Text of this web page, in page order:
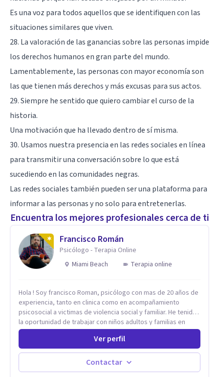
Es una voz para todos aquellos que se identifiquen con las
situaciones similares que viven.
28. La valoración de las ganancias sobre las personas impide
los derechos humanos en gran parte del mundo.
Lamentablemente, las personas con mayor economía son
las que tienen más derechos y más excusas para sus actos.
29. Siempre he sentido que quiero cambiar el curso de la
historia.
Una motivación que ha llevado dentro de sí misma.
30. Usamos nuestra presencia en las redes sociales en línea
para transmitir una conversación sobre lo que está
sucediendo en las comunidades negras.
Las redes sociales también pueden ser una plataforma para
informar a las personas y no solo para entretenerlas.
Encuentra los mejores profesionales cerca de ti
Francisco Román
Psicólogo - Terapia Online
Miami Beach
Terapia online
Hola ! Soy francisco Roman, psicólogo con mas de 20 años de
experiencia, tanto en clinica como en acompañamiento
psicosocial a victimas de violencia social y familiar. He tenido
la oportunidad de trabajar con niños adultos y familias en
todos los espacios y esto me ha dado un una variedad de
aprendizajes que ahora pongo a tu disposicion. En la
actualidad puedo atenderte de manera presencial y/o virtual,
de lunes a sabado. el costo de cada sesión lo acordamos en
el primer contacto
Ver perfil
Contactar